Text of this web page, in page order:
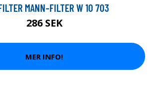
MANN-FILTER W 10 703
286 SEK
MER INFO!